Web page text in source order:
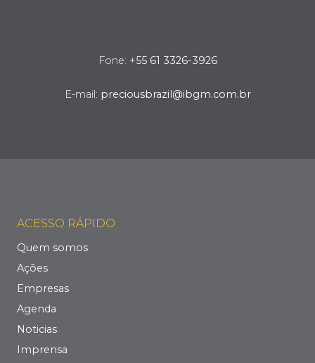
Fone: +55 61 3326-3926
E-mail: preciousbrazil@ibgm.com.br
ACESSO RÁPIDO
Quem somos
Ações
Empresas
Agenda
Noticias
Imprensa